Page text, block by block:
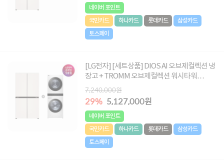
네이버 포인트
국민카드
하나카드 롯데카드
삼성카드
토스페이
[LG전자] [세트상품] DIOS AI 오브제컬렉션 냉
장고 + TROMM 오브제컬렉션 워시타워
(24kg/21kg) [T876MEE111+W2421WAMR]
7,240,000원
29% 5,127,000원
네이버 포인트
국민카드
하나카드 롯데카드
삼성카드
토스페이